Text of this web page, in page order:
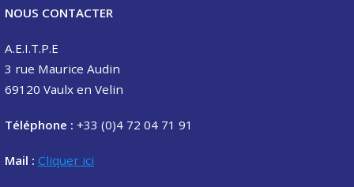
NOUS CONTACTER
A.E.I.T.P.E
3 rue Maurice Audin
69120 Vaulx en Velin
Téléphone : +33 (0)4 72 04 71 91
Mail : Cliquer ici